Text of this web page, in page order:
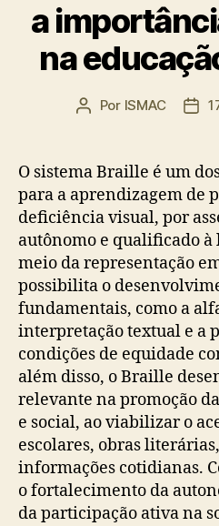
a
na
Autor
Por ISMAC
O sistema Braille é um
para a aprendizagem de
deficiência visual, por
autônomo e qualificado à
meio da representação
possibilita o
fundamentais, como a
interpretação textual e a
condições de equidade
além disso, o Braille
relevante na promoção
e social, ao viabilizar o
escolares, obras
informações cotidianas.
o fortalecimento da
da participação ativa na